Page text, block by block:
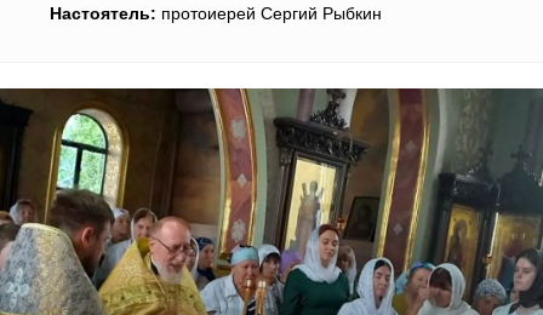
Настоятель: протоиерей Сергий Рыбкин